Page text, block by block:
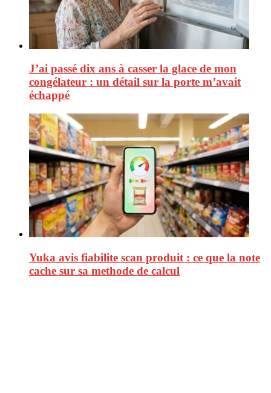
J’ai passé dix ans à casser la glace de mon
congélateur : un détail sur la porte m’avait
échappé
Yuka avis fiabilite scan produit : ce que la note
cache sur sa methode de calcul